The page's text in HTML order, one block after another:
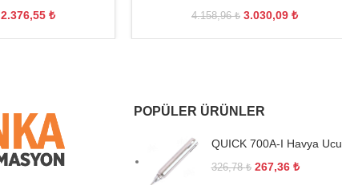
2.376,55 ₺ 4.158,96₺ 3.030,09 ₺
POPÜLER ÜRÜNLER
QUICK 700A-I Havya Ucu
326,78₺ 267,36 ₺